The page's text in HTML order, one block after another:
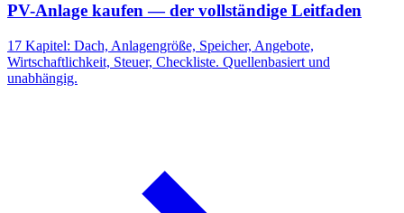
PV-Anlage kaufen — der vollständige Leitfaden
17 Kapitel: Dach, Anlagengröße, Speicher, Angebote,
Wirtschaftlichkeit, Steuer, Checkliste. Quellenbasiert und
unabhängig.